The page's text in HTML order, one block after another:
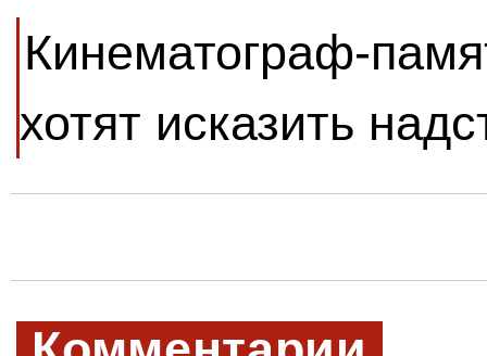
Кинематограф-
хотят исказить